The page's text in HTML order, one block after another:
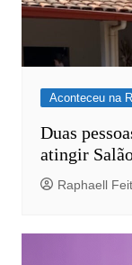
Aconteceu na
Duas
atingir
Raphaell